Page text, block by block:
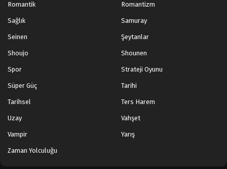
Romantik Romantizm
Sağlık Samuray
Seinen Şeytanlar
Shoujo Shounen
Spor Strateji Oyunu
Süper Güç Tarihi
Tarihsel Ters Harem
Uzay Vahşet
Vampir Yarış
Zaman Yolculuğu